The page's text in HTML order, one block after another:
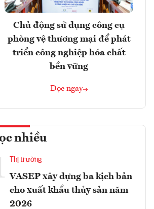
Chủ động sử dụng công cụ
phòng vệ thương mại để phát
triển công nghiệp hóa chất
bền vững
Đọc ngay
nhiều
Thị trường
VASEP xây dựng ba kịch bản
cho xuất khẩu thủy sản năm
2026